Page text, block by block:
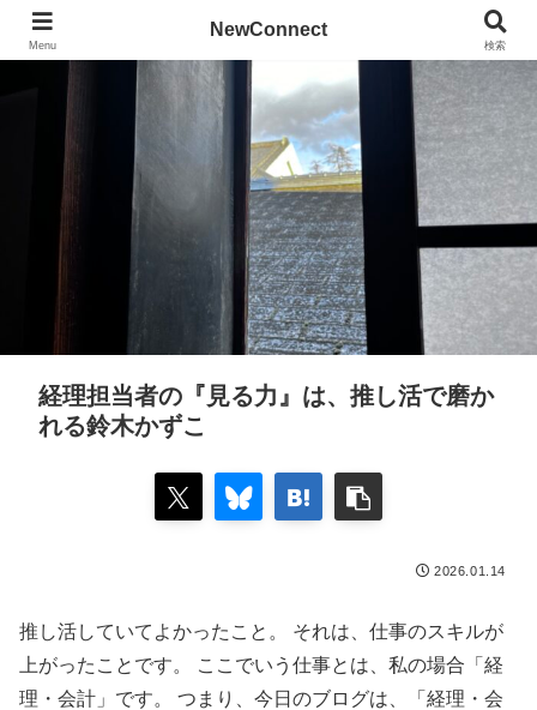
経理担当者の『見る力』は、推し活で磨か
れる鈴木かずこ
2026.01.14
推し活していてよかったこと。 それは、仕事のスキルが
上がったことです。 ここでいう仕事とは、私の場合「経
理・会計」です。 つまり、今日のブログは、「経理・会
Menu
NewConnect
検索